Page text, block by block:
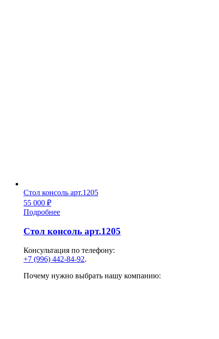
Стол консоль арт.1205
55 000 ₽
Подробнее
Стол консоль арт.1205
Консультация по телефону:
+7 (996) 442-84-92.
Почему нужно выбрать нашу компанию: